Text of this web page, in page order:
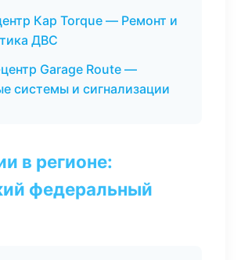
Кар Torque — Ремонт и
ДВС
Garage Route —
системы и сигнализации
в регионе:
федеральный